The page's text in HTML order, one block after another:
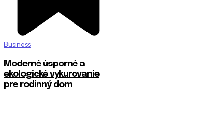
Business
Moderné úsporné a
ekologické vykurovanie
pre rodinný dom